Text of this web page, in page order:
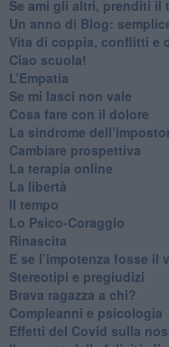
​Se ami gli altri, prenditi il
​Un anno di Blog:
​Vita di coppia, conflitti e
​Ciao scuola!
​L’Empatia
​Se mi lasci non vale
Cosa fare con il dolore
​La sindrome
​Cambiare prospettiva
La terapia online
La libertà
​Il tempo
​Lo Psico-Coraggio
Rinascita
​E se l’impotenza fosse il
Stereotipi e pregiudizi
​Brava ragazza a chi?
​Compleanni e psicologia
Effetti del Covid sulla